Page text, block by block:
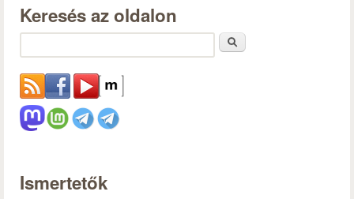
Keresés az oldalon
Ismertetők